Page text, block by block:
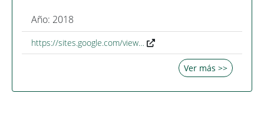
Año: 2018
https://sites.google.com/view…
Ver más >>